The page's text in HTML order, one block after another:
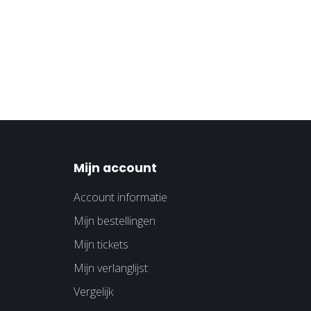
Mijn account
Account informatie
Mijn bestellingen
Mijn tickets
Mijn verlanglijst
Vergelijk